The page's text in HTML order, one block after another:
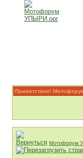
Приветствие!
Мотофорум